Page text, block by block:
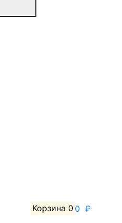
Корзина 0 0 ₽